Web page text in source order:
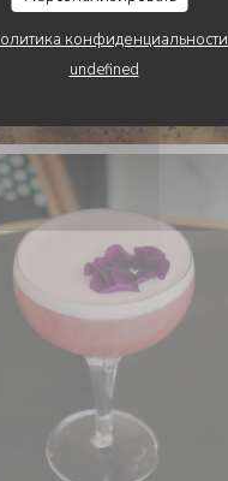
конфиденциальности
undefined